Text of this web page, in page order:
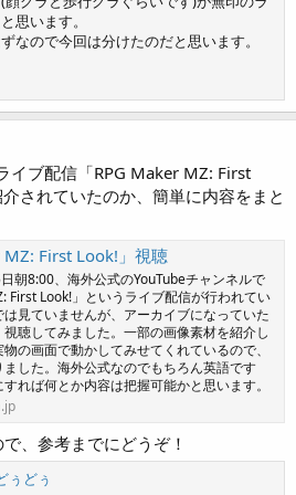
思います。
なので今回は分けたのだと思います。
イブ配信「RPG Maker MZ: First
されていたのか、簡単に内容をまと
MZ: First Look!」視聴
朝8:00、海外公式のYouTubeチャンネルで
First Look!」というライブ配信が行われてい
は見ていませんが、アーカイブになっていた
聴してみました。一部の画像素材を紹介し
の画面で動かしてみせてくれているので、
した。海外公式なのでもちろん英語です
れば何とか内容は把握可能かと思います。
、参考までにどうぞ！
ぅどぅ